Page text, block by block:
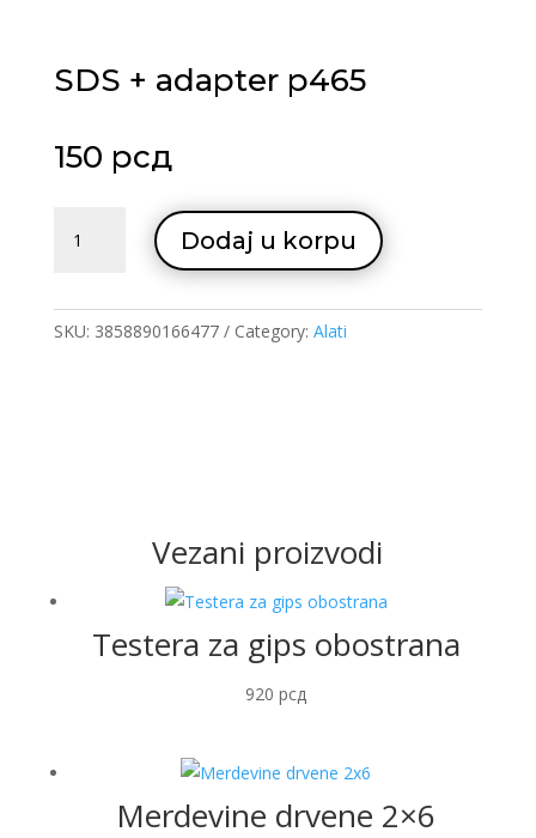
SDS + adapter p465
150 рсд
quantity
Dodaj u korpu
SKU: 3858890166477 Category: Alati
Vezani proizvodi
Testera za gips obostrana
920рсд
Merdevine drvene 2×6